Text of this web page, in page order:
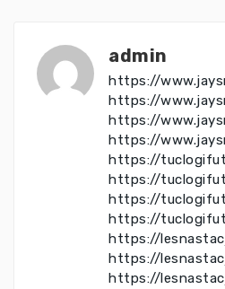
admin
https://
https://
https://
https://
https://
https://
https://
https://
https://
https://
https://